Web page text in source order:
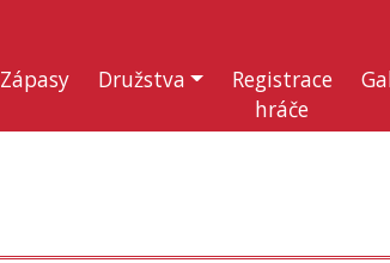
Zápasy Družstva
Registrace
hráče